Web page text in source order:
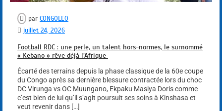
par CONGOLEO
juillet 24, 2026
Football RDC : une perle, un talent hors-normes, le surnommé
« Kebano » rêve déjà l’Afrique
Écarté des terrains depuis la phase classique de la 60e coupe
du Congo après sa dernière blessure contractée lors du choc
DC Virunga vs OC Muungano, Ekpaku Masiya Doris comme
c’est bien de lui qu’il s’agit poursuit ses soins à Kinshasa et
veut revenir dans […]